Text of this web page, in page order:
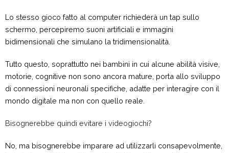
Lo stesso gioco fatto al computer richiederà un tap sullo
schermo, percepiremo suoni artificiali e immagini
bidimensionali che simulano la tridimensionalità.
Tutto questo, soprattutto nei bambini in cui alcune abilità visive,
motorie, cognitive non sono ancora mature, porta allo sviluppo
di connessioni neuronali specifiche, adatte per interagire con il
mondo digitale ma non con quello reale.
Bisognerebbe quindi evitare i videogiochi?
No, ma bisognerebbe imparare ad utilizzarli consapevolmente,